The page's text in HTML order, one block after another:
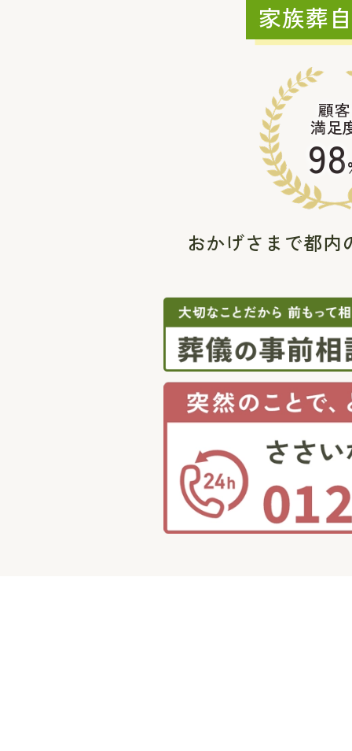
家族葬
顧客
満足
98
おかげさまで都